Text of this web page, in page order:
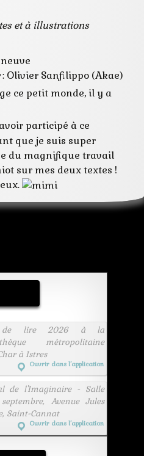
et à illustrations
: Olivier Sanfilippo (Akae)
ce petit monde, il y a
participé à ce
que je suis super
du magnifique travail
sur mes deux textes !
de lire 2026 à la
métropolitaine
à Istres
Ouvrir dans l’application
de l'Imaginaire - Salle
Avenue Jules
Saint-Cannat
Ouvrir dans l’application